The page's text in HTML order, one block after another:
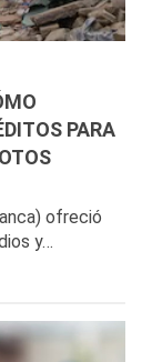
PARA
ofreció
y…